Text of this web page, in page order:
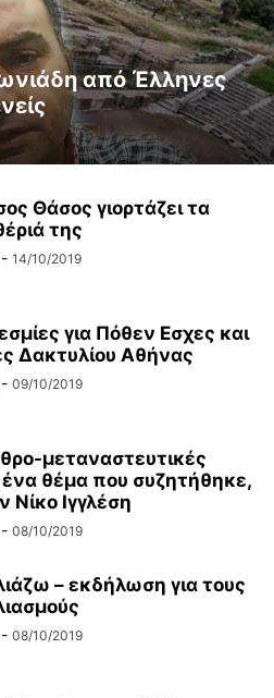
από Έλληνες
Θάσος γιορτάζει τα
της
- 14/10/2019
για Πόθεν Εσχες και
Δακτυλίου Αθήνας
- 09/10/2019
μεταναστευτικές
ένα θέμα που συζητήθηκε,
Νίκο Ιγγλέση
- 08/10/2019
– εκδήλωση για τους
- 08/10/2019